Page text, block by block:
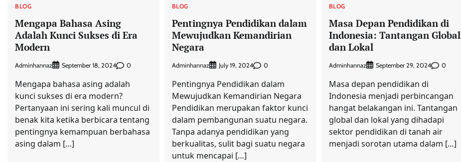
BLOG
Mengapa Bahasa Asing
Adalah Kunci Sukses di Era
Modern
Adminhannaz September 18, 2024 0
Mengapa bahasa asing adalah
kunci sukses di era modern?
Pertanyaan ini sering kali muncul di
benak kita ketika berbicara tentang
pentingnya kemampuan berbahasa
asing dalam […]
BLOG
Pentingnya Pendidikan dalam
Mewujudkan Kemandirian
Negara
Adminhannaz July 19, 2024 0
Pentingnya Pendidikan dalam
Mewujudkan Kemandirian Negara
Pendidikan merupakan faktor kunci
dalam pembangunan suatu negara.
Tanpa adanya pendidikan yang
berkualitas, sulit bagi suatu negara
untuk mencapai […]
BLOG
Masa Depan Pendidikan di
Indonesia: Tantangan Global
dan Lokal
Adminhannaz September 29, 2024 0
Masa depan pendidikan di
Indonesia menjadi perbincangan
hangat belakangan ini. Tantangan
global dan lokal yang dihadapi
sektor pendidikan di tanah air
menjadi sorotan utama dalam […]